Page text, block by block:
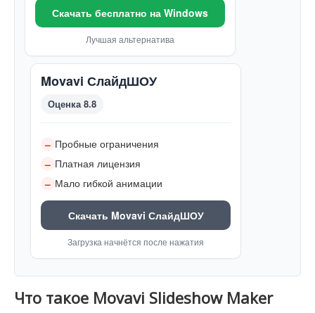
Скачать бесплатно на Windows
Лучшая альтернатива
Movavi СлайдШОУ
Оценка 8.8
– Пробные ограничения
– Платная лицензия
– Мало гибкой анимации
Скачать Movavi СлайдШОУ
Загрузка начнётся после нажатия
Что такое Movavi Slideshow Maker